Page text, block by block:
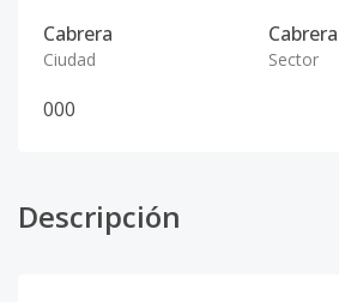
Cabrera
Ciudad
Cabrera
Sector
000
Descripción